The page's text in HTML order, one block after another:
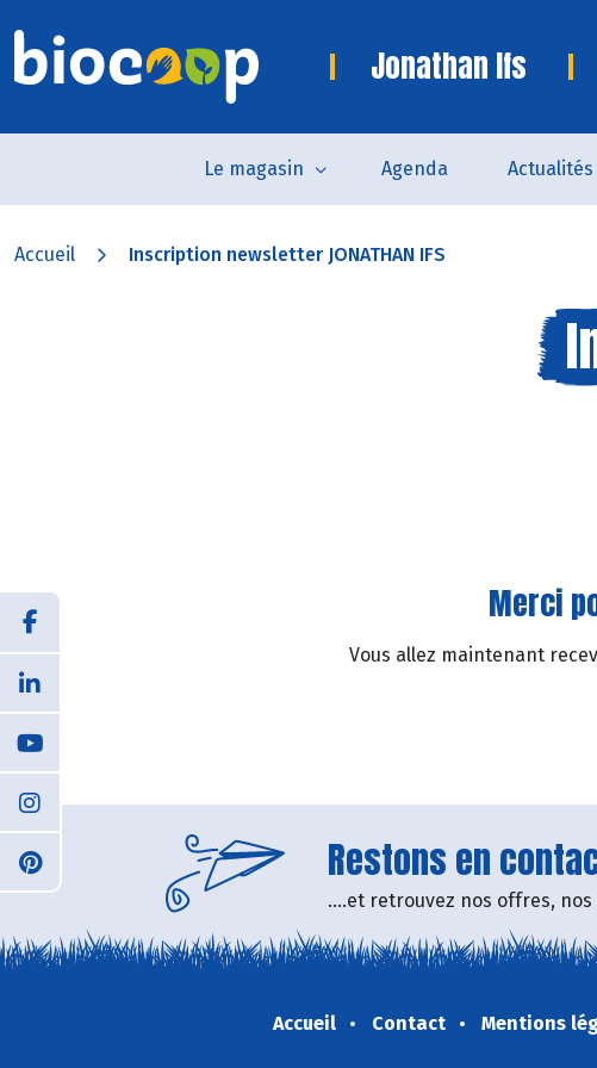
Jonathan Ifs
Le magasin Agenda Actualités
Accueil Inscription newsletter JONATHAN IFS
Merci
Vous allez maintenant
Restons en
....et retrouvez nos offres,
Accueil Contact Mentions